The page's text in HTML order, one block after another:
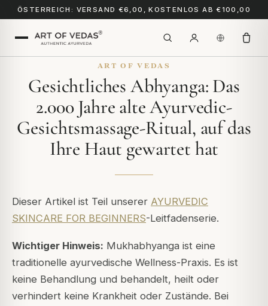
ÖSTERREICH: VERSAND €6,00, KOSTENLOS AB €100,00
ART OF VEDAS
Gesichtliches Abhyanga: Das
2.000 Jahre alte Ayurvedic-
Gesichtsmassage-Ritual, auf das
Ihre Haut gewartet hat
Dieser Artikel ist Teil unserer AYURVEDIC
SKINCARE FOR BEGINNERS-Leitfadenserie.
Wichtiger Hinweis: Mukhabhyanga ist eine
traditionelle ayurvedische Wellness-Praxis. Es ist
keine Behandlung und behandelt, heilt oder
verhindert keine Krankheit oder Zustände. Bei